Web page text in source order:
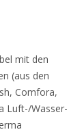
mit den
(aus den
Comfora,
Luft-/Wasser-